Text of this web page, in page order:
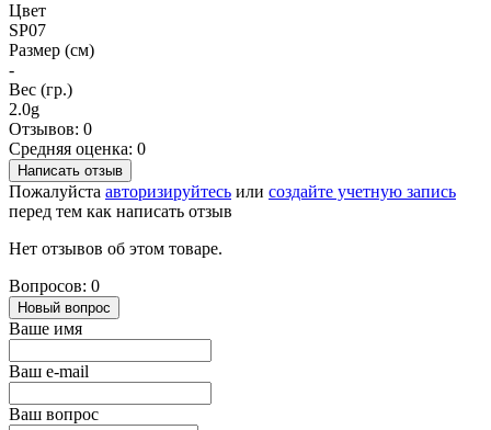
Цвет
SP07
Размер (см)
-
Вес (гр.)
2.0g
Отзывов: 0
Средняя оценка: 0
Написать отзыв
Пожалуйста авторизируйтесь или создайте учетную запись
перед тем как написать отзыв
Нет отзывов об этом товаре.
Вопросов: 0
Новый вопрос
Ваше имя
Ваш e-mail
Ваш вопрос